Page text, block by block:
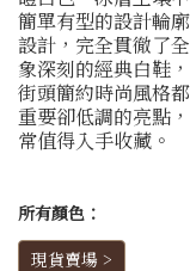
簡單有型的設計輪廓
設計，完全貫徹了
象深刻的經典白鞋，
街頭簡約時尚風格
重要卻低調的亮點，
常值得入手收藏。
所有顏色：
現貨賣場 >